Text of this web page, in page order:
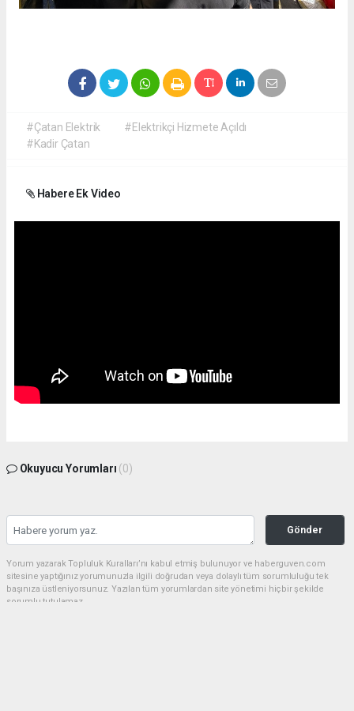
#Çatan Elektrik
#Elektrikçi Hizmete Açıldı
#Kadir Çatan
Habere Ek Video
Okuyucu Yorumları (0)
Gönder
Yorum yazarak Topluluk Kuralları’nı kabul etmiş bulunuyor ve haberguven.com
sitesine yaptığınız yorumunuzla ilgili doğrudan veya dolaylı tüm sorumluluğu tek
başınıza üstleniyorsunuz. Yazılan tüm yorumlardan site yönetimi hiçbir şekilde
sorumlu tutulamaz.